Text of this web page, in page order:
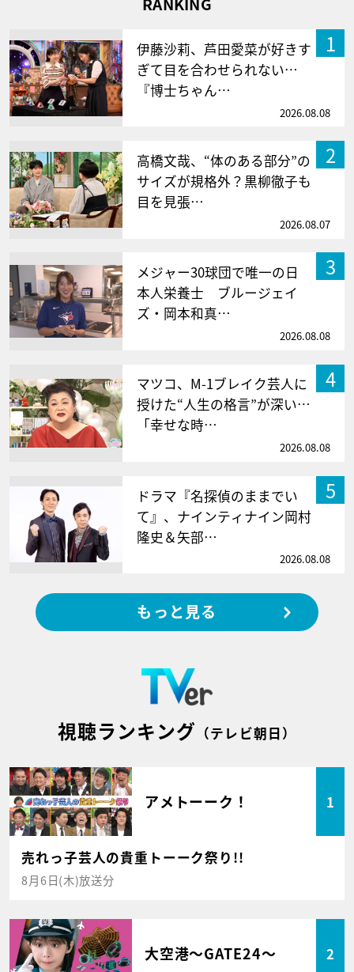
1
伊藤沙莉、芦田愛菜が好きす
ぎて目を合わせられない…
『博士ちゃん…
2026.08.08
2
高橋文哉、“体のある部分”の
サイズが規格外？黒柳徹子も
目を見張…
2026.08.07
3
メジャー30球団で唯一の日
本人栄養士 ブルージェイ
ズ・岡本和真…
2026.08.08
4
マツコ、M-1ブレイク芸人に
授けた“人生の格言”が深い…
「幸せな時…
2026.08.08
5
ドラマ『名探偵のままでい
て』、ナインティナイン岡村
隆史＆矢部…
2026.08.08
もっと見る
視聴ランキング （テレビ朝日）
アメトーーク！ 1
売れっ子芸人の貴重トーーク祭り!!
8月6日(木)放送分
大空港～GATE24～ 2